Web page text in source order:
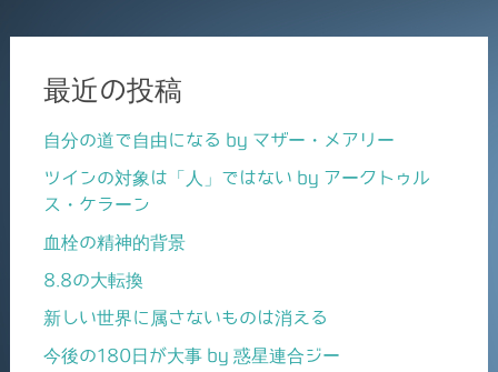
最近の投稿
自分の道で自由になる by マザー・メアリー
ツインの対象は「人」ではない by アークトゥル
ス・ケラーン
血栓の精神的背景
8.8の大転換
新しい世界に属さないものは消える
今後の180日が大事 by 惑星連合ジー